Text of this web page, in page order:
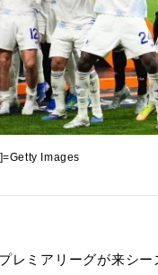
Images
レミアリーグが来シ